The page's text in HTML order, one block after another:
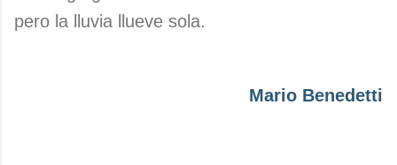
pero la lluvia llueve sola.
Mario Benedetti